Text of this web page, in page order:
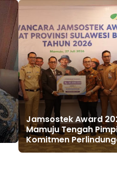
Jamsostek Award
Mamuju Tengah
Komitmen
Pekerja di Sulbar